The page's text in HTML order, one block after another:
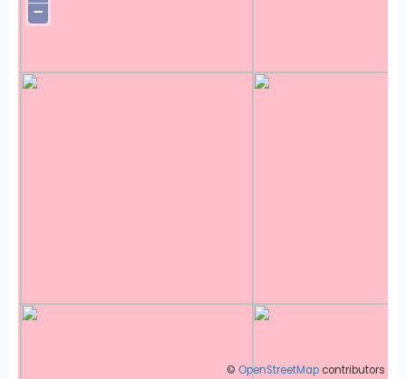
−
© OpenStreetMap contributors